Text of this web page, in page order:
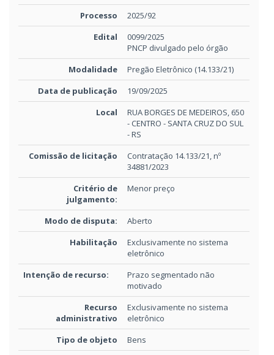
Processo
2025/92
Edital
0099/2025
PNCP divulgado pelo órgão
Modalidade
Pregão Eletrônico (14.133/21)
Data de publicação
19/09/2025
Local
RUA BORGES DE MEDEIROS, 650
- CENTRO - SANTA CRUZ DO SUL
- RS
Comissão de licitação
Contratação 14.133/21, nº
34881/2023
Critério de
julgamento:
Menor preço
Modo de disputa:
Aberto
Habilitação
Exclusivamente no sistema
eletrônico
Intenção de recurso:
Prazo segmentado não
motivado
Recurso
administrativo
Exclusivamente no sistema
eletrônico
Tipo de objeto
Bens